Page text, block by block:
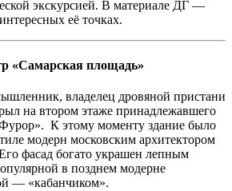
экскурсией. В материале ДГ —
её точках.
«Самарская площадь»
владелец дровяной пристани
на втором этаже принадлежавшего
К этому моменту здание было
модерн московским архитектором
фасад богато украшен лепным
в позднем модерне
— «кабанчиком».